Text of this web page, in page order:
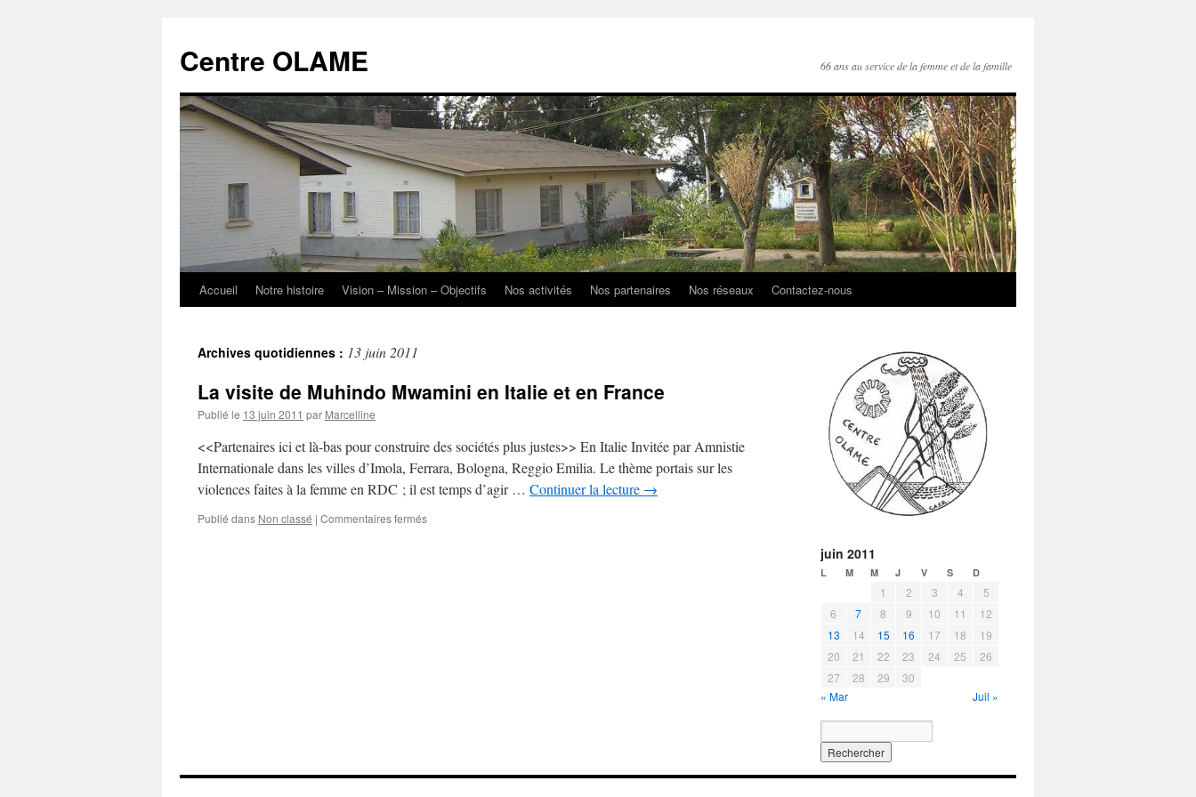
contenu
Centre OLAME 66 ans au service de la femme et de la famille
Accueil Notre histoire Vision – Mission – Objectifs Nos activités Nos partenaires Nos réseaux Contactez-nous
Archives quotidiennes : 13 juin 2011
La visite de Muhindo Mwamini en Italie et en France
Publié le 13 juin 2011 par Marcelline
<<Partenaires ici et là-bas pour construire des sociétés plus justes>> En Italie Invitée par Amnistie
Internationale dans les villes d’Imola, Ferrara, Bologna, Reggio Emilia. Le thème portais sur les
violences faites à la femme en RDC ; il est temps d’agir … Continuer la lecture →
Publié dans Non classé | Commentaires ferméssur
juin 2011
L M M J V S D
1 2 3 4
5
6
7 8 9 10 11
12
13
14 15 16 17 18
19
20
21 22 23 24 25
26
27
28 29
30
« Mar
Juil »